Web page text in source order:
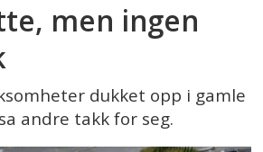
men ingen
dukket opp i gamle
andre takk for seg.